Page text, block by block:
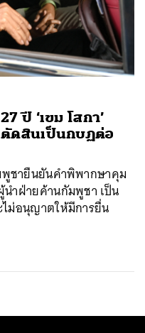
ปี ‘เขม โสกา’
ดสินเป็นกบฏต่อ
ชายืนยันคำพิพากษาคุม
นำฝ่ายค้านกัมพูชา เป็น
ไม่อนุญาตให้มีการยื่น
LINE EMAIL